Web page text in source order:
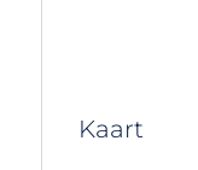
Kaart